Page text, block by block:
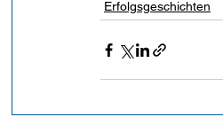
Erfolgsgeschichten